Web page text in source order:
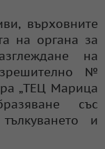
върховните
на органа за
на
№
„ТЕЦ Марица
със
и